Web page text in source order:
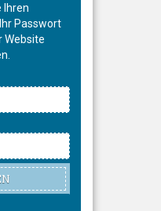
Ihren
Passwort
Website